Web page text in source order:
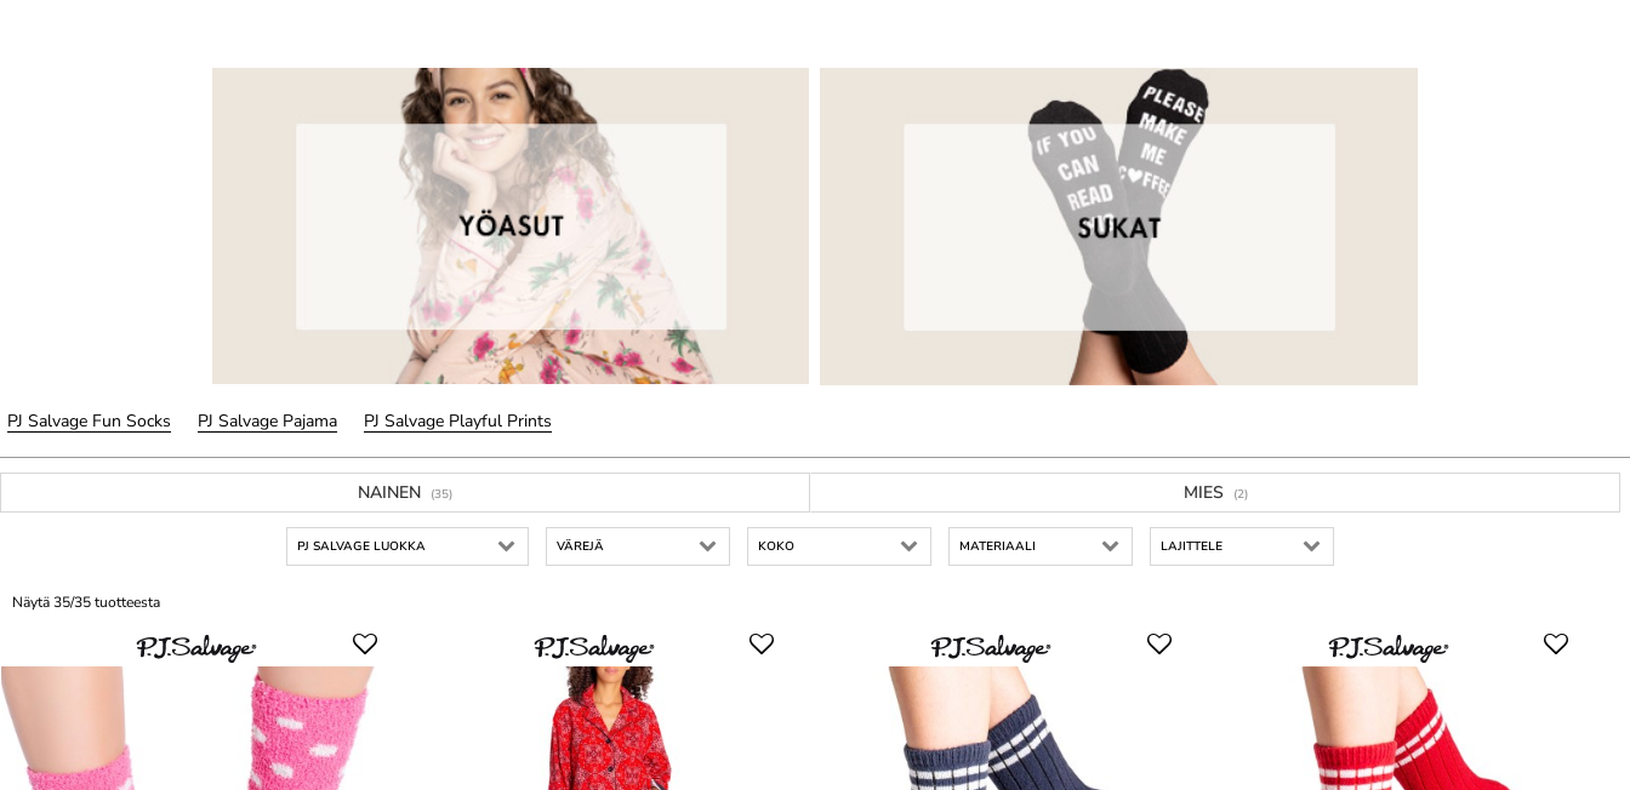
PJ Salvage Fun Socks PJ Salvage Pajama PJ Salvage Playful Prints
NAINEN (35) MIES (2)
PJ SALVAGE LUOKKA VÄREJÄ KOKO MATERIAALI LAJITTELE
Näytä 35/35 tuotteesta